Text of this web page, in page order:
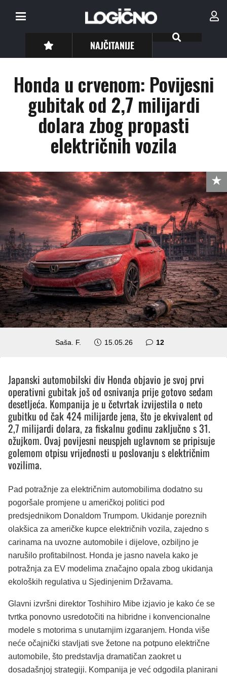
NAJČITANIJE
Honda u crvenom: Povijesni
gubitak od 2,7 milijardi
dolara zbog propasti
električnih vozila
Saša. F. 15.05.26 12komentara
Japanski automobilski div Honda objavio je svoj prvi
operativni gubitak još od osnivanja prije gotovo sedam
desetljeća. Kompanija je u četvrtak izvijestila o neto
gubitku od čak 424 milijarde jena, što je ekvivalent od
2,7 milijardi dolara, za fiskalnu godinu zaključno s 31.
ožujkom. Ovaj povijesni neuspjeh uglavnom se pripisuje
golemom otpisu vrijednosti u poslovanju s električnim
vozilima.
Pad potražnje za električnim automobilima dodatno su
pogoršale promjene u američkoj politici pod
predsjednikom Donaldom Trumpom. Ukidanje poreznih
olakšica za američke kupce električnih vozila, zajedno s
carinama na uvozne automobile i dijelove, ozbiljno je
narušilo profitabilnost. Honda je jasno navela kako je
potražnja za EV modelima značajno opala zbog ukidanja
ekoloških regulativa u Sjedinjenim Državama.
Glavni izvršni direktor Toshihiro Mibe izjavio je kako će se
tvrtka ponovno usredotočiti na hibridne i konvencionalne
modele s motorima s unutarnjim izgaranjem. Honda više
neće očajnički stavljati sve žetone na potpuno električne
automobile, što predstavlja dramatičan zaokret u
dosadašnjoj strategiji. Kompanija je već odgodila planirani